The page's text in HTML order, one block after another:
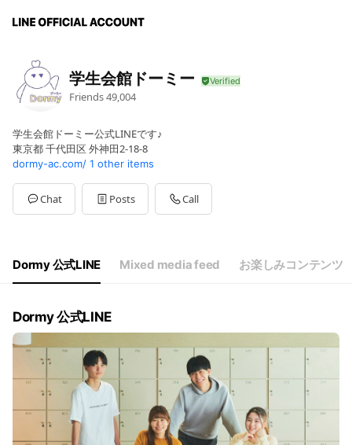
学生会館ドーミー
Friends49,004
学生会館ドーミー公式LINEです♪
東京都 千代田区 外神田2-18-8
dormy-ac.com/ 1 other items
Chat Posts Call
Dormy 公式LINE Mixed media feed お楽しみコンテンツ
Dormy 公式LINE